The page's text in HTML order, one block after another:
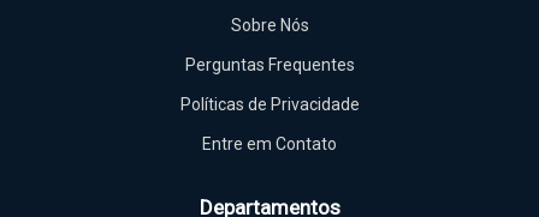
Sobre Nós
Perguntas Frequentes
Políticas de Privacidade
Entre em Contato
Departamentos